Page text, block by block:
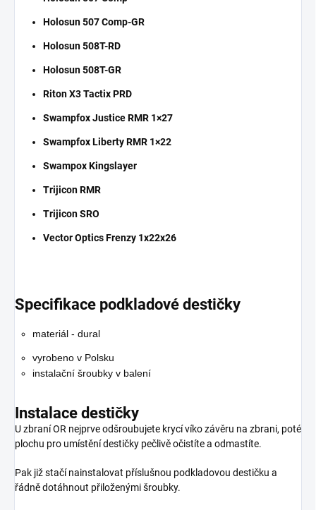
Holosun 507 Comp-GR
Holosun 508T-RD
Holosun 508T-GR
Riton X3 Tactix PRD
Swampfox Justice RMR 1×27
Swampfox Liberty RMR 1×22
Swampox Kingslayer
Trijicon RMR
Trijicon SRO
Vector Optics Frenzy 1x22x26
Specifikace podkladové destičky
materiál - dural
vyrobeno v Polsku
instalační šroubky v balení
Instalace destičky
U zbraní OR nejprve odšroubujete krycí víko závěru na zbrani, poté
plochu pro umístění destičky pečlivě očistíte a odmastíte.
Pak již stačí nainstalovat příslušnou podkladovou destičku a
řádně dotáhnout přiloženými šroubky.